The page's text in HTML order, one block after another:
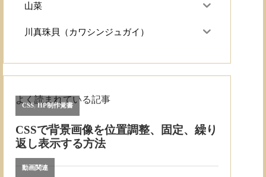
山菜
川真珠貝（カワシンジュガイ）
よく読まれている記事